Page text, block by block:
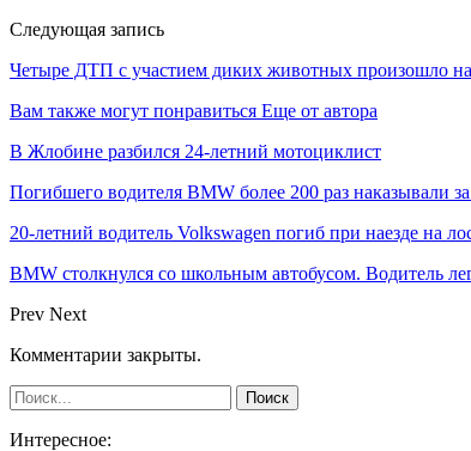
Следующая запись
Четыре ДТП с участием диких животных произошло
Вам также могут понравиться Еще от автора
В Жлобине разбился 24-летний мотоциклист
Погибшего водителя BMW более 200 раз наказывали
20-летний водитель Volkswagen погиб при наезде на
BMW cтолкнулся со школьным автобусом. Водитель
Prev Next
Комментарии закрыты.
Интересное: